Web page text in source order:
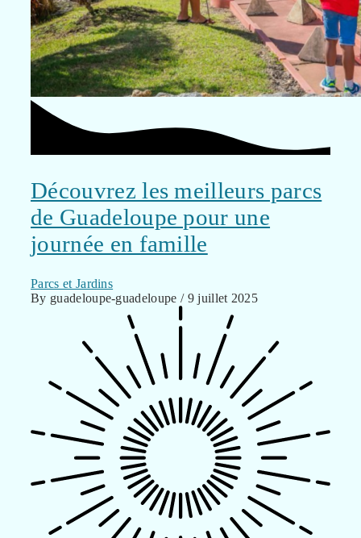
Découvrez les meilleurs parcs
de Guadeloupe pour une
journée en famille
Parcs et Jardins
By guadeloupe-guadeloupe / 9 juillet 2025